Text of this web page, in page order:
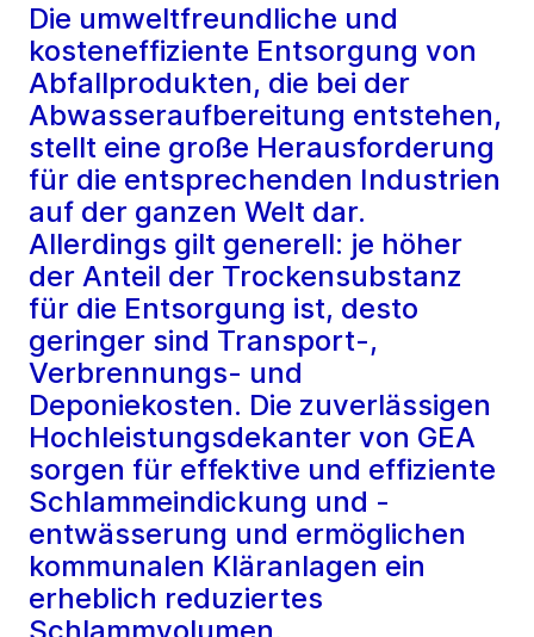
Die umweltfreundliche und
kosteneffiziente Entsorgung von
Abfallprodukten, die bei der
Abwasseraufbereitung entstehen,
stellt eine große Herausforderung
für die entsprechenden Industrien
auf der ganzen Welt dar.
Allerdings gilt generell: je höher
der Anteil der Trockensubstanz
für die Entsorgung ist, desto
geringer sind Transport-,
Verbrennungs- und
Deponiekosten. Die zuverlässigen
Hochleistungsdekanter von GEA
sorgen für effektive und effiziente
Schlammeindickung und -
entwässerung und ermöglichen
kommunalen Kläranlagen ein
erheblich reduziertes